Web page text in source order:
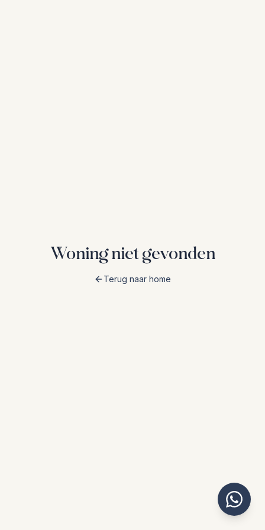
Woning niet gevonden
Terug naar home